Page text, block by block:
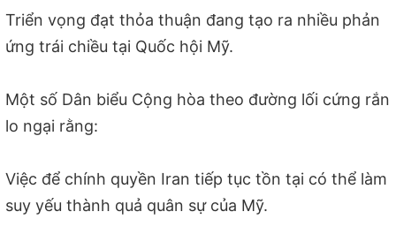
Triển vọng đạt thỏa thuận đang tạo ra nhiều phản
ứng trái chiều tại Quốc hội Mỹ.
Một số Dân biểu Cộng hòa theo đường lối cứng rắn
lo ngại rằng:
Việc để chính quyền Iran tiếp tục tồn tại có thể làm
suy yếu thành quả quân sự của Mỹ.